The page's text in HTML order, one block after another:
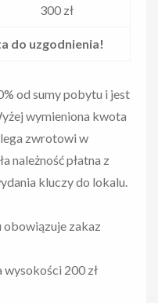
300 zł
do uzgodnienia!
od sumy pobytu i jest
wymieniona kwota
zwrotowi w
należność płatna z
kluczy do lokalu.
obowiązuje zakaz
200 zł